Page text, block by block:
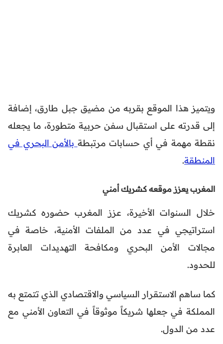
ويتميز هذا الموقع بقربه من مضيق جبل طارق، إضافة
إلى قدرته على استقبال سفن حربية متطورة، ما يجعله
نقطة مهمة في أي حسابات مرتبطة بالأمن البحري في
المنطقة.
المغرب يعزز موقعه كشريك أمني
خلال السنوات الأخيرة، عزز المغرب حضوره كشريك
استراتيجي في عدد من الملفات الأمنية، خاصة في
مجالات الأمن البحري ومكافحة التهديدات العابرة
للحدود.
كما ساهم الاستقرار السياسي والاقتصادي الذي تتمتع به
المملكة في جعلها شريكاً موثوقاً في التعاون الأمني مع
عدد من الدول.